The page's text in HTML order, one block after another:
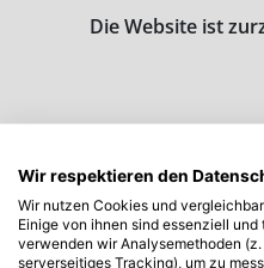
Die Website ist
Wir respektieren den
Wir nutzen Cookies und
Einige von ihnen sind essenziell
verwenden wir Analysemethoden
serverseitiges Tracking), um zu